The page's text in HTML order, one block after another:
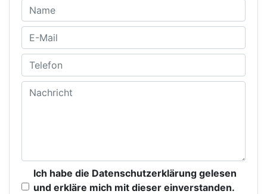
Ich habe die Datenschutzerklärung gelesen
und erkläre mich mit dieser einverstanden.